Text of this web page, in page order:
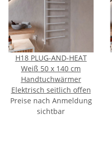
H18 PLUG-AND-HEAT
Weiß 50 x 140 cm
Handtuchwärmer
Elektrisch seitlich offen
Preise nach Anmeldung
sichtbar